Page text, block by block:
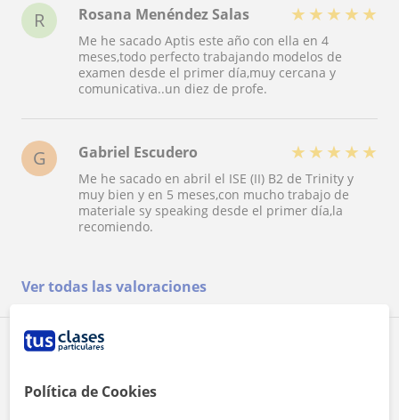
R Rosana Menéndez Salas ★ ★ ★ ★ ★
Me he sacado Aptis este año con ella en 4
meses,todo perfecto trabajando modelos de
examen desde el primer día,muy cercana y
comunicativa..un diez de profe.
G Gabriel Escudero ★ ★ ★ ★ ★
Me he sacado en abril el ISE (II) B2 de Trinity y
muy bien y en 5 meses,con mucho trabajo de
materiale sy speaking desde el primer día,la
recomiendo.
Ver todas las valoraciones
Reconocimientos
Profesor verificado
Política de Cookies